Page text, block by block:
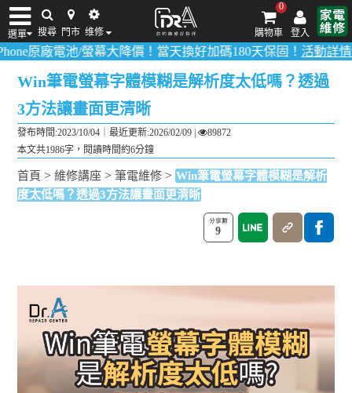
選單 搜尋 門市 维修 登入
0
購物車
iPhone維修/價格 筆電維修/價格 Android手機維修/價格 MacBook維修/價
/螢幕大降價！當天換好加碼180天保固！活動詳情請點我！多
Win筆電螢幕字體模糊是解析度太低嗎？透過
3方法讓畫面更清晰
發布時間:2023/10/04｜最近更新:2026/02/09 |
89872
本文共1986字，閱讀時間約6分鐘
首頁 >維修講座 >筆電維修 > Win筆電螢幕字體模糊是解析
度太低嗎？透過3方法讓畫面更清晰
9